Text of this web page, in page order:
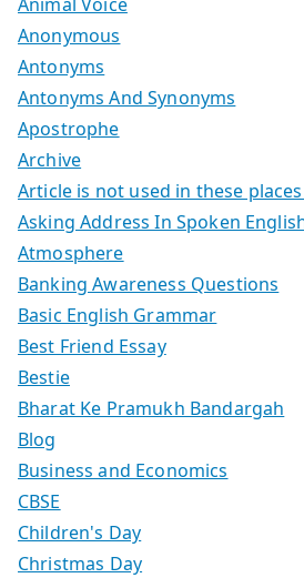
Anonymous
Antonyms
Antonyms And Synonyms
Apostrophe
Archive
Article is not used in these places
Asking Address In Spoken
Atmosphere
Banking Awareness Questions
Basic English Grammar
Best Friend Essay
Bestie
Bharat Ke Pramukh Bandargah
Blog
Business and Economics
CBSE
Children's Day
Christmas Day